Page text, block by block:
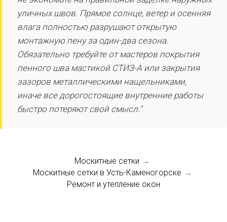
уличных швов. Прямое солнце, ветер и осенняя
влага полностью разрушают открытую
монтажную пену за один-два сезона.
Обязательно требуйте от мастеров покрытия
пенного шва мастикой СТИЗ-А или закрытия
зазоров металлическими нащельниками,
иначе все дорогостоящие внутренние работы
быстро потеряют свой смысл."
Москитные сетки →
Москитные сетки в Усть-Каменогорске →
Ремонт и утепление окон